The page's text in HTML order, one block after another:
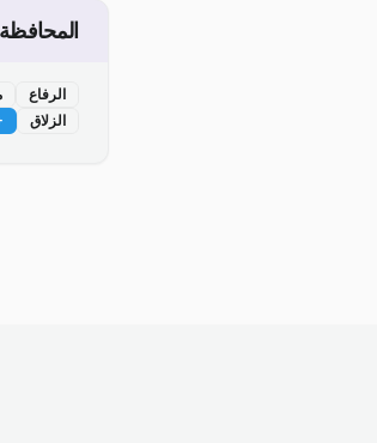
الرفاع
الزلاق